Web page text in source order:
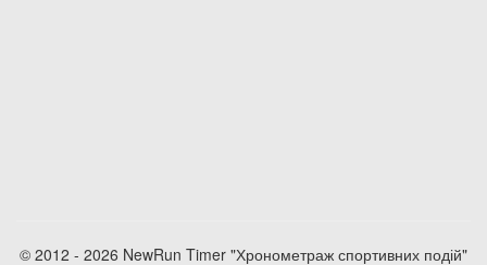
© 2012 - 2026 NewRun Timer "Хронометраж спортивних подій"